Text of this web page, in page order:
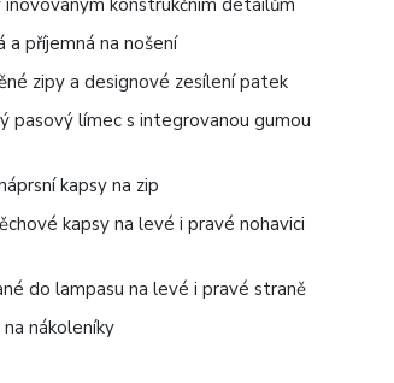
konstrukčním detailům
příjemná na nošení
zipy a designové zesílení patek
pasový límec s integrovanou gumou
kapsy na zip
kapsy na levé i pravé nohavici
do lampasu na levé i pravé straně
nákoleníky